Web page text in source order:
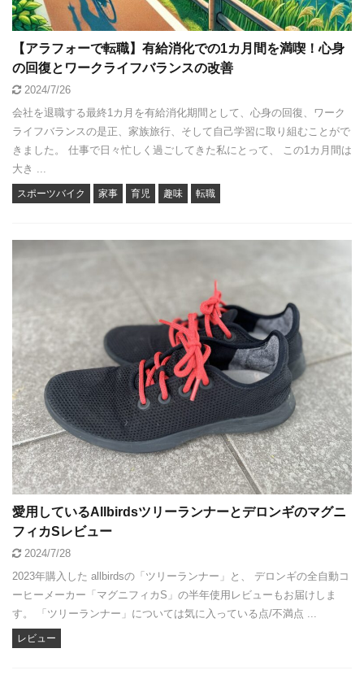
【アラフォーで転職】有給消化での1カ月間を満喫！心身
の回復とワークライフバランスの改善
2024/7/26
会社を退職する最終1カ月を有給消化期間として、心身の回復、ワーク
ライフバランスの是正、家族旅行、そして自己学習に取り組むことがで
きました。 仕事で日々忙しく過ごしてきた私にとって、 この1カ月間は
大き ...
スポーツバイク 家事 育児 趣味 転職
愛用しているAllbirdsツリーランナーとデロンギのマグニ
フィカSレビュー
2024/7/28
2023年購入した allbirdsの「ツリーランナー」と、 デロンギの全自動コ
ーヒーメーカー「マグニフィカS」の半年使用レビューもお届けしま
す。 「ツリーランナー」については気に入っている点/不満点 ...
レビュー